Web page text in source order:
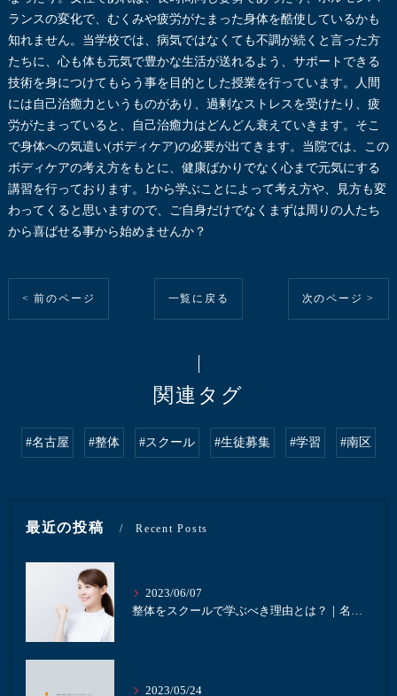
ランスの変化で、むくみや疲労がたまった身体を酷使しているかも
知れません。当学校では、病気ではなくても不調が続くと言った方
たちに、心も体も元気で豊かな生活が送れるよう、サポートできる
技術を身につけてもらう事を目的とした授業を行っています。人間
には自己治癒力というものがあり、過剰なストレスを受けたり、疲
労がたまっていると、自己治癒力はどんどん衰えていきます。そこ
で身体への気遣い(ボディケア)の必要が出てきます。当院では、この
ボディケアの考え方をもとに、健康ばかりでなく心まで元気にする
講習を行っております。1から学ぶことによって考え方や、見方も変
わってくると思いますので、ご自身だけでなくまずは周りの人たち
から喜ばせる事から始めませんか？
< 前のページ 一覧に戻る 次のページ >
関連タグ
#名古屋 #整体 #スクール #生徒募集 #学習 #南区
最近の投稿 Recent Posts
2023/06/07
整体をスクールで学ぶべき理由とは？｜名古屋にある井本接骨院
2023/05/24